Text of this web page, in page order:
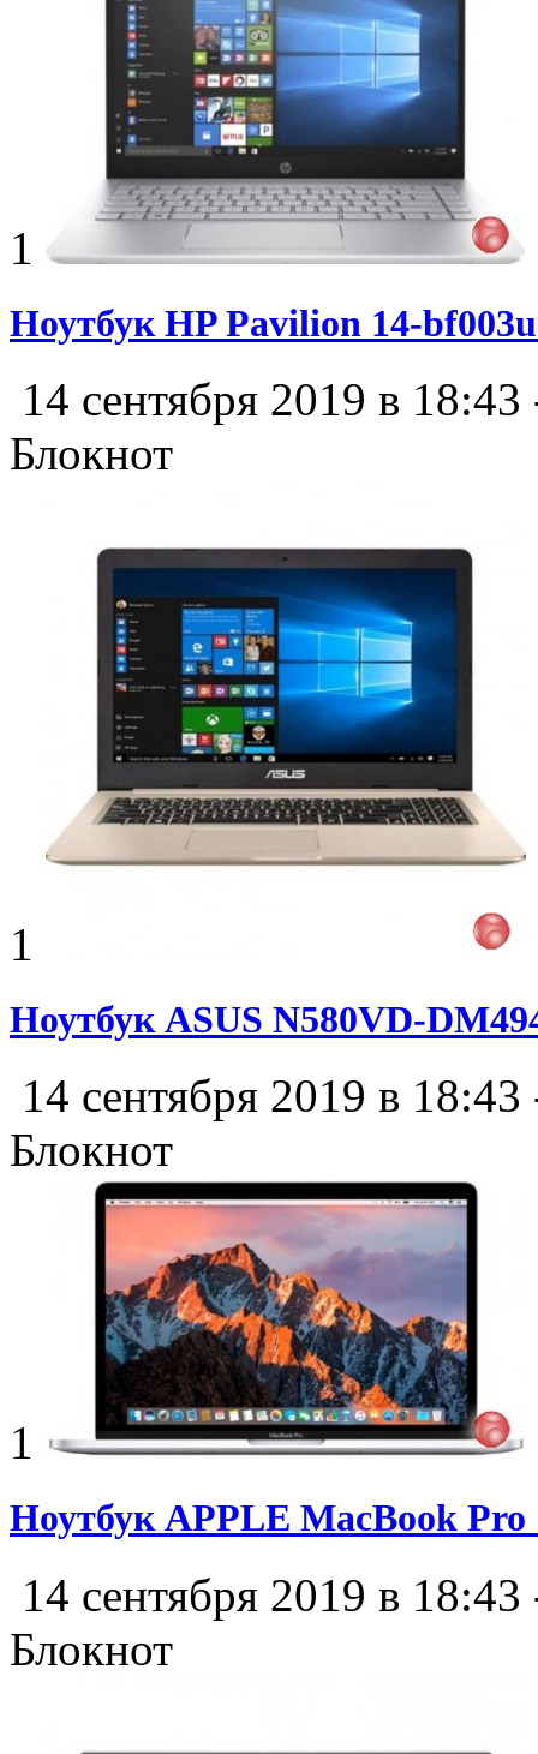
1
Ноутбук HP Pavilion 14-
14 сентября 2019 в
Блокнот
1
Ноутбук ASUS N580VD-
14 сентября 2019 в
Блокнот
1
Ноутбук APPLE MacBook
14 сентября 2019 в
Блокнот